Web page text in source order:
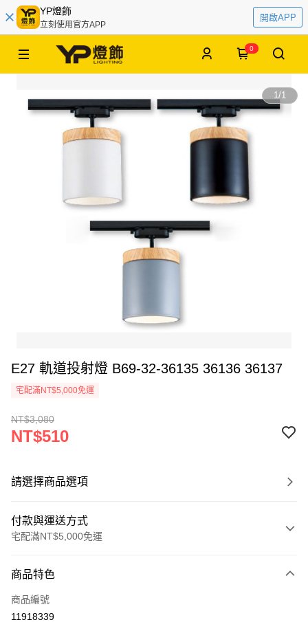
YP燈飾
立刻使用官方APP
開啟APP
0
1/1
E27 軌道投射燈 B69-32-36135 36136 36137
宅配滿NT$5,000免運
NT$3,080
NT$510
請選擇商品選項
付款與運送方式
宅配滿NT$5,000免運
信用卡一次付款
LINE Pay
商品特色
商品編號
11918339